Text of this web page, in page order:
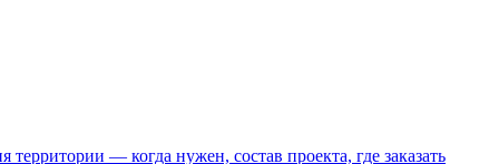
— когда нужен, состав проекта, где заказать